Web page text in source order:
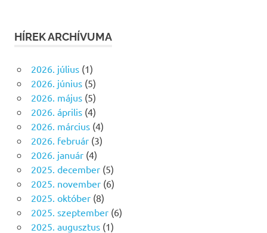
HÍREK ARCHÍVUMA
2026. július(1)
2026. június(5)
2026. május(5)
2026. április(4)
2026. március(4)
2026. február(3)
2026. január(4)
2025. december(5)
2025. november(6)
2025. október(8)
2025. szeptember(6)
2025. augusztus(1)